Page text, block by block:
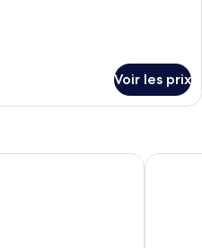
Voir les prix
Chicken